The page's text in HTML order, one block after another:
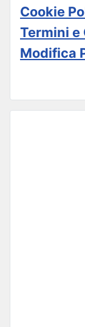
Cookie
Termini e
Modifica